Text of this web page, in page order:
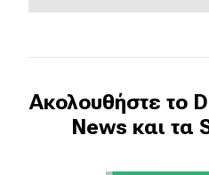
Ακολουθήστε το
News και τα